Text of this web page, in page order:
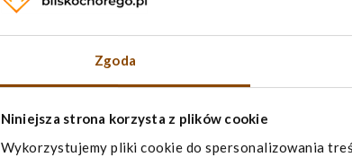
Zgoda
Niniejsza strona korzysta z plików cookie
Wykorzystujemy pliki cookie do spersonalizowania
myśli,